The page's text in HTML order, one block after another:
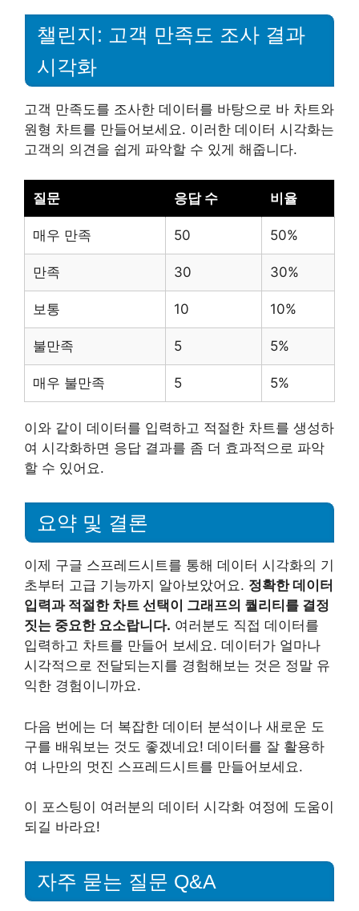
챌린지: 고객 만족도 조사 결과
시각화
고객 만족도를 조사한 데이터를 바탕으로 바 차트와
원형 차트를 만들어보세요. 이러한 데이터 시각화는
고객의 의견을 쉽게 파악할 수 있게 해줍니다.
질문 응답 수 비율
매우 만족 50 50%
만족 30 30%
보통 10 10%
불만족 5 5%
매우 불만족 5 5%
이와 같이 데이터를 입력하고 적절한 차트를 생성하
여 시각화하면 응답 결과를 좀 더 효과적으로 파악
할 수 있어요.
요약 및 결론
이제 구글 스프레드시트를 통해 데이터 시각화의 기
초부터 고급 기능까지 알아보았어요. 정확한 데이터
입력과 적절한 차트 선택이 그래프의 퀄리티를 결정
짓는 중요한 요소랍니다. 여러분도 직접 데이터를
입력하고 차트를 만들어 보세요. 데이터가 얼마나
시각적으로 전달되는지를 경험해보는 것은 정말 유
익한 경험이니까요.
다음 번에는 더 복잡한 데이터 분석이나 새로운 도
구를 배워보는 것도 좋겠네요! 데이터를 잘 활용하
여 나만의 멋진 스프레드시트를 만들어보세요.
이 포스팅이 여러분의 데이터 시각화 여정에 도움이
되길 바라요!
자주 묻는 질문 Q&A